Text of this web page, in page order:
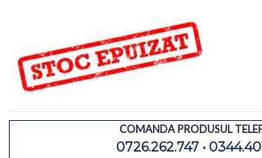
COMANDA PRODUSUL
0726.262.747 •